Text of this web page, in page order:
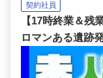
契約社員
【17時終業＆残
ロマンある遺跡